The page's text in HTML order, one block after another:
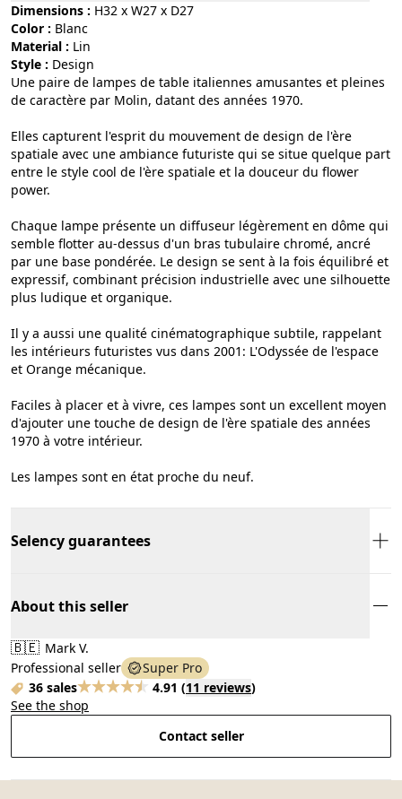
Dimensions : H32 x W27 x D27
Color :
blanc
Material :
lin
Style :
design
Une paire de lampes de table italiennes amusantes et pleines
de caractère par Molin, datant des années 1970.
Elles capturent l'esprit du mouvement de design de l'ère
spatiale avec une ambiance futuriste qui se situe quelque part
entre le style cool de l'ère spatiale et la douceur du flower
power.
Chaque lampe présente un diffuseur légèrement en dôme qui
semble flotter au-dessus d'un bras tubulaire chromé, ancré
par une base pondérée. Le design se sent à la fois équilibré et
expressif, combinant précision industrielle avec une silhouette
plus ludique et organique.
Il y a aussi une qualité cinématographique subtile, rappelant
les intérieurs futuristes vus dans 2001: L'Odyssée de l'espace
et Orange mécanique.
Faciles à placer et à vivre, ces lampes sont un excellent moyen
d'ajouter une touche de design de l'ère spatiale des années
1970 à votre intérieur.
Les lampes sont en état proche du neuf.
Selency guarantees
About this seller
🇧🇪 Mark V.
Professional seller
Super Pro
36 sales
4.91 (11 reviews)
See the shop
Contact seller